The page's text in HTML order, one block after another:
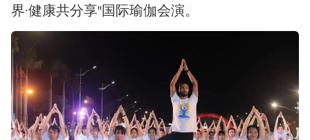
界·健康共分享"国际瑜伽会演。